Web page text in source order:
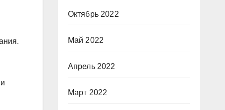
Октябрь 2022
Май 2022
Апрель 2022
Март 2022